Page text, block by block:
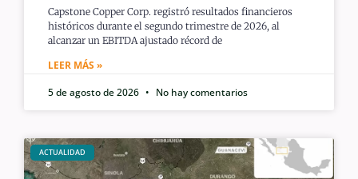
Capstone Copper Corp. registró resultados financieros
históricos durante el segundo trimestre de 2026, al
alcanzar un EBITDA ajustado récord de
LEER MÁS »
5 de agosto de 2026
No hay comentarios
ACTUALIDAD